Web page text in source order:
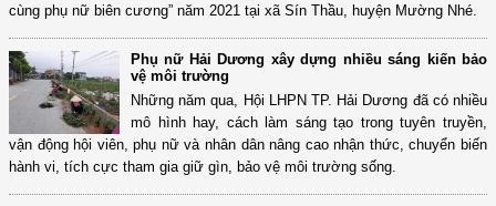
cùng phụ nữ biên cương” năm 2021 tại xã Sín Thầu, huyện Mường Nhé.
Phụ nữ Hải Dương xây dựng nhiều sáng kiến bảo
vệ môi trường
Những năm qua, Hội LHPN TP. Hải Dương đã có nhiều
mô hình hay, cách làm sáng tạo trong tuyên truyền,
vận động hội viên, phụ nữ và nhân dân nâng cao nhận thức, chuyển biến
hành vi, tích cực tham gia giữ gìn, bảo vệ môi trường sống.